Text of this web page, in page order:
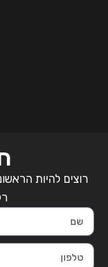
רוצים להיות